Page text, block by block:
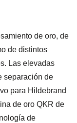
de oro, de
de distintos
Las elevadas
separación de
para Hildebrand
de oro QKR de
de